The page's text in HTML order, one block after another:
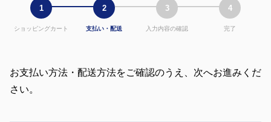
1
ショッピングカート
2
支払い・配送
3
入力内容の確認
4
完了
お支払い方法・配送方法をご確認のうえ、次へお進みくだ
さい。